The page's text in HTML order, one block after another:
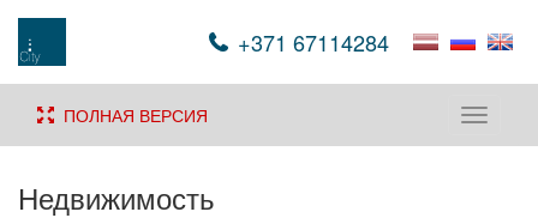
+371 67114284
Toggle
ПОЛНАЯ ВЕРСИЯ
Недвижимость